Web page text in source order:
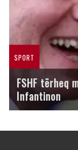
SPORT
FSHF tërheq
Infantinon